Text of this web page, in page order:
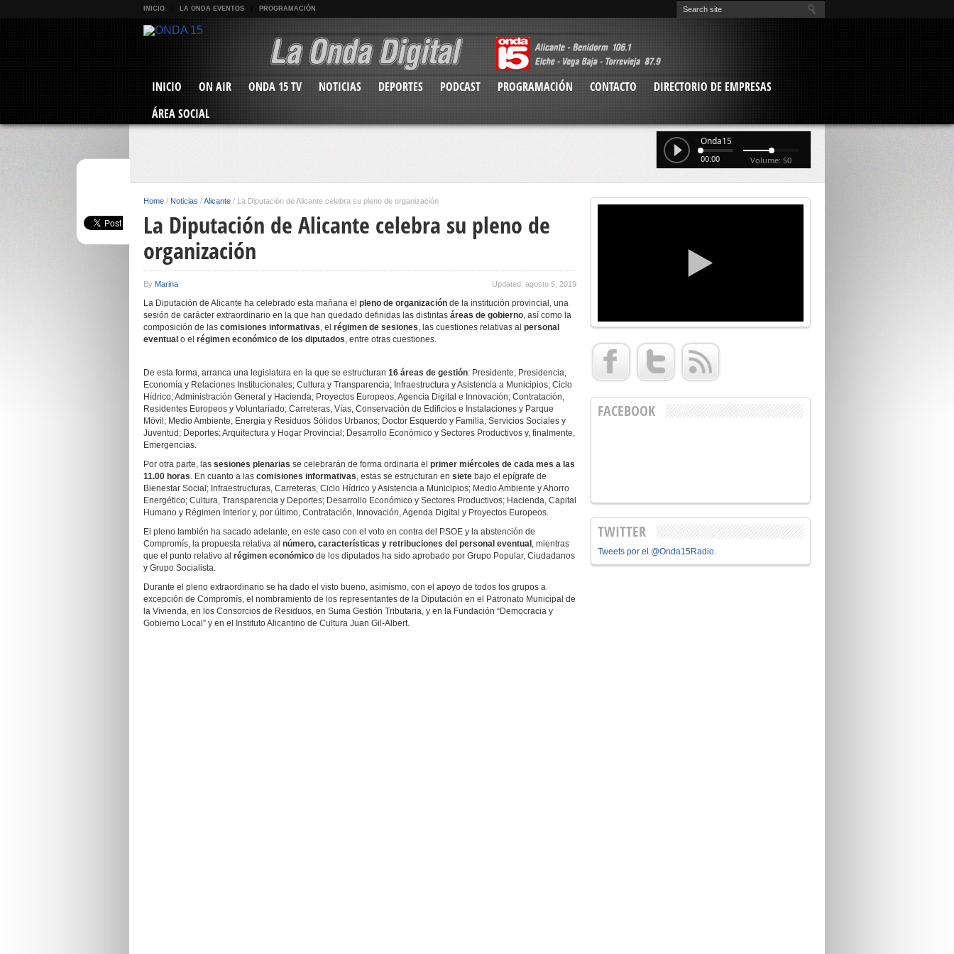
INICIO LA ONDA EVENTOS PROGRAMACIÓN
INICIO ON AIR ONDA 15 TV NOTICIAS DEPORTES PODCAST PROGRAMACIÓN CONTACTO
DIRECTORIO DE EMPRESAS
ÁREA SOCIAL
Onda15
00:00 Volume: 50
Home / Noticias /Alicante / La Diputación de Alicante celebra su pleno de organización
La Diputación de Alicante celebra su pleno de
organización
By Marina Updated: agosto 5, 2019
La Diputación de Alicante ha celebrado esta mañana el pleno de organización de la institución provincial, una
sesión de carácter extraordinario en la que han quedado definidas las distintas áreas de gobierno, así como la
composición de las comisiones informativas, el régimen de sesiones, las cuestiones relativas al personal
eventual o el régimen económico de los diputados, entre otras cuestiones.
De esta forma, arranca una legislatura en la que se estructuran 16 áreas de gestión: Presidente; Presidencia,
Economía y Relaciones Institucionales; Cultura y Transparencia; Infraestructura y Asistencia a Municipios; Ciclo
Hídrico; Administración General y Hacienda; Proyectos Europeos, Agencia Digital e Innovación; Contratación,
Residentes Europeos y Voluntariado; Carreteras, Vías, Conservación de Edificios e Instalaciones y Parque
Móvil; Medio Ambiente, Energía y Residuos Sólidos Urbanos; Doctor Esquerdo y Familia, Servicios Sociales y
Juventud; Deportes; Arquitectura y Hogar Provincial; Desarrollo Económico y Sectores Productivos y, finalmente,
Emergencias.
Por otra parte, las sesiones plenarias se celebrarán de forma ordinaria el primer miércoles de cada mes a las
11.00 horas. En cuanto a las comisiones informativas, estas se estructuran en siete bajo el epígrafe de
Bienestar Social; Infraestructuras, Carreteras, Ciclo Hídrico y Asistencia a Municipios; Medio Ambiente y Ahorro
Energético; Cultura, Transparencia y Deportes; Desarrollo Económico y Sectores Productivos; Hacienda, Capital
Humano y Régimen Interior y, por último, Contratación, Innovación, Agenda Digital y Proyectos Europeos.
El pleno también ha sacado adelante, en este caso con el voto en contra del PSOE y la abstención de
Compromís, la propuesta relativa al número, características y retribuciones del personal eventual , mientras
que el punto relativo al régimen económico de los diputados ha sido aprobado por Grupo Popular, Ciudadanos
y Grupo Socialista.
Durante el pleno extraordinario se ha dado el visto bueno, asimismo, con el apoyo de todos los grupos a
excepción de Compromís, el nombramiento de los representantes de la Diputación en el Patronato Municipal de
la Vivienda, en los Consorcios de Residuos, en Suma Gestión Tributaria, y en la Fundación “Democracia y
Gobierno Local” y en el Instituto Alicantino de Cultura Juan Gil-Albert.
FACEBOOK
TWITTER
Tweets por el @Onda15Radio.